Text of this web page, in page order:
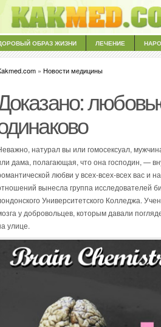
ОБРАЗ ЖИЗНИ ЛЕЧЕНИЕ
» Новости медицины
натурал вы или гомосексуал,
дама, полагающая, что она господин, —
любви у всех-всех-всех вас и
вынесла группа исследователей
Университетского Колледжа.
у добровольцев, которым давали
улице.